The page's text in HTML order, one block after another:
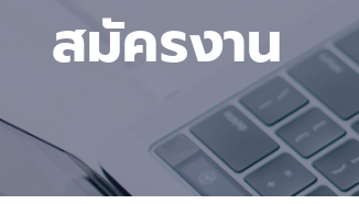
สมัครงาน